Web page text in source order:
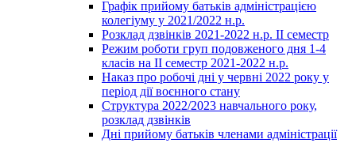
Графік прийому батьків адміністрацією
колегіуму у 2021/2022 н.р.
Розклад дзвінків 2021-2022 н.р. ІІ семестр
Режим роботи груп подовженого дня 1-4
класів на ІІ семестр 2021-2022 н.р.
Наказ про робочі дні у червні 2022 року у
період дії воєнного стану
Структура 2022/2023 навчального року,
розклад дзвінків
Дні прийому батьків членами адміністрації